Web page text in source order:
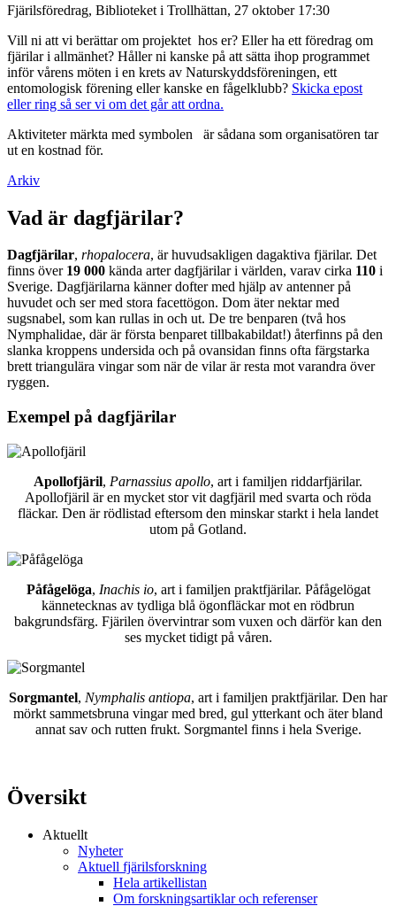
Fjärilsföredrag, Biblioteket i Trollhättan, 27 oktober 17:30
Vill ni att vi berättar om projektet hos er? Eller ha ett föredrag om
fjärilar i allmänhet? Håller ni kanske på att sätta ihop programmet
inför vårens möten i en krets av Naturskyddsföreningen, ett
entomologisk förening eller kanske en fågelklubb? Skicka epost
eller ring så ser vi om det går att ordna.
Aktiviteter märkta med symbolen
är sådana som organisatören tar
ut en kostnad för.
Arkiv
Vad är dagfjärilar?
Dagfjärilar, rhopalocera, är huvudsakligen dagaktiva fjärilar. Det
finns över 19 000 kända arter dagfjärilar i världen, varav cirka 110 i
Sverige. Dagfjärilarna känner dofter med hjälp av antenner på
huvudet och ser med stora facettögon. Dom äter nektar med
sugsnabel, som kan rullas in och ut. De tre benparen (två hos
Nymphalidae, där är första benparet tillbakabildat!) återfinns på den
slanka kroppens undersida och på ovansidan finns ofta färgstarka
brett triangulära vingar som när de vilar är resta mot varandra över
ryggen.
Exempel på dagfjärilar
Apollofjäril, Parnassius apollo, art i familjen riddarfjärilar.
Apollofjäril är en mycket stor vit dagfjäril med svarta och röda
fläckar. Den är rödlistad eftersom den minskar starkt i hela landet
utom på Gotland.
Påfågelöga, Inachis io, art i familjen praktfjärilar. Påfågelögat
kännetecknas av tydliga blå ögonfläckar mot en rödbrun
bakgrundsfärg. Fjärilen övervintrar som vuxen och därför kan den
ses mycket tidigt på våren.
Sorgmantel, Nymphalis antiopa, art i familjen praktfjärilar. Den har
mörkt sammetsbruna vingar med bred, gul ytterkant och äter bland
annat sav och rutten frukt. Sorgmantel finns i hela Sverige.
Översikt
Aktuellt
Nyheter
Aktuell fjärilsforskning
Hela artikellistan
Om forskningsartiklar och referenser